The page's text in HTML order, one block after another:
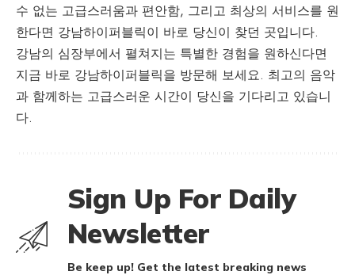
수 없는 고급스러움과 편안함, 그리고 최상의 서비스를 원
한다면 강남하이퍼블릭이 바로 당신이 찾던 곳입니다.
강남의 심장부에서 펼쳐지는 특별한 경험을 원하신다면
지금 바로 강남하이퍼블릭을 방문해 보세요. 최고의 음악
과 함께하는 고급스러운 시간이 당신을 기다리고 있습니
다.
Sign Up For Daily
Newsletter
Be keep up! Get the latest breaking news